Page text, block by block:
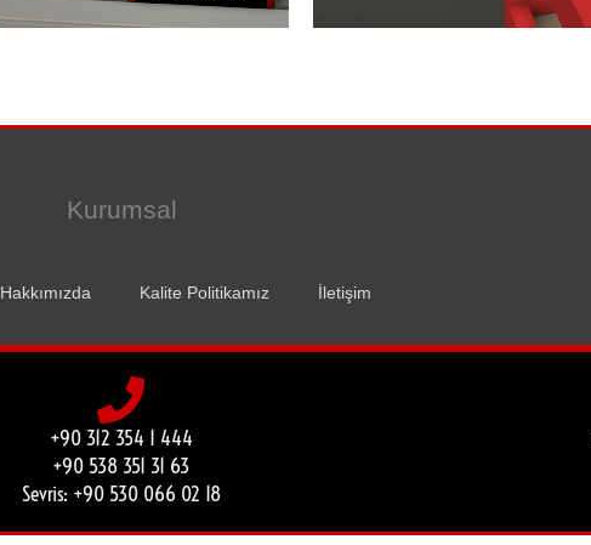
Kurumsal
Hakkımızda Kalite Politikamız İletişim
+90 312 354 1 444
+90 538 351 31 63
Sevris: +90 530 066 02 18